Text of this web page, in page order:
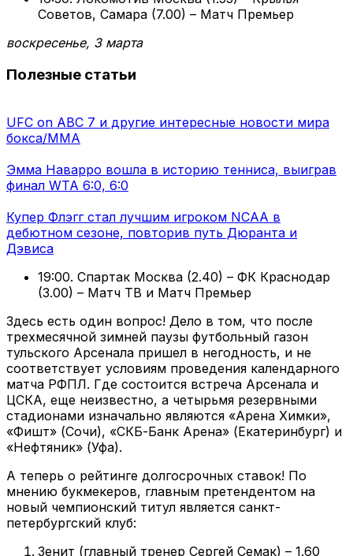
Советов, Самара (7.00) – Матч Премьер
воскресенье, 3 марта
Полезные статьи
UFC on ABC 7 и другие интересные новости мира
бокса/ММА
Эмма Наварро вошла в историю тенниса, выиграв
финал WTA 6:0, 6:0
Купер Флэгг стал лучшим игроком NCAA в
дебютном сезоне, повторив путь Дюранта и
Дэвиса
19:00. Спартак Москва (2.40) – ФК Краснодар
(3.00) – Матч ТВ и Матч Премьер
Здесь есть один вопрос! Дело в том, что после
трехмесячной зимней паузы футбольный газон
тульского Арсенала пришел в негодность, и не
соответствует условиям проведения календарного
матча РФПЛ. Где состоится встреча Арсенала и
ЦСКА, еще неизвестно, а четырьмя резервными
стадионами изначально являются «Арена Химки»,
«Фишт» (Сочи), «СКБ-Банк Арена» (Екатеринбург) и
«Нефтяник» (Уфа).
А теперь о рейтинге долгосрочных ставок! По
мнению букмекеров, главным претендентом на
новый чемпионский титул является санкт-
петербургский клуб:
Зенит (главный тренер Сергей Семак) – 1.60